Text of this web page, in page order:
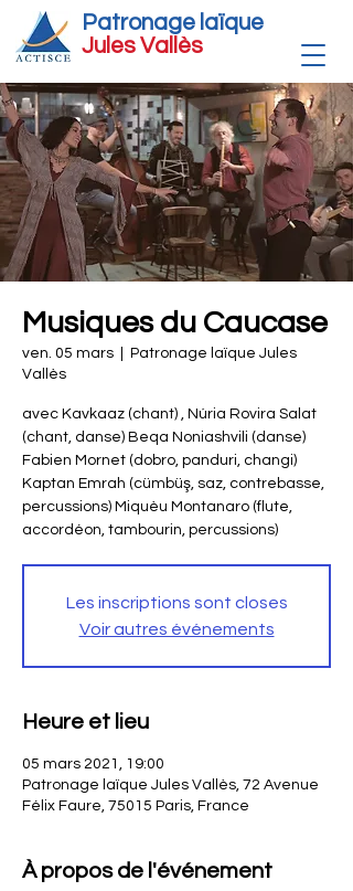
Patronage laïque
Jules Vallès
Musiques du Caucase
ven. 05 mars
Patronage laïque Jules
Vallès
avec Kavkaaz (chant) , Núria Rovira Salat
(chant, danse) Beqa Noniashvili (danse)
Fabien Mornet (dobro, panduri, changi)
Kaptan Emrah (cümbüş, saz, contrebasse,
percussions) Miquèu Montanaro (flute,
accordéon, tambourin, percussions)
Les inscriptions sont closes
Voir autres événements
Heure et lieu
05 mars 2021, 19:00
Patronage laïque Jules Vallès, 72 Avenue
Félix Faure, 75015 Paris, France
À propos de l'événement